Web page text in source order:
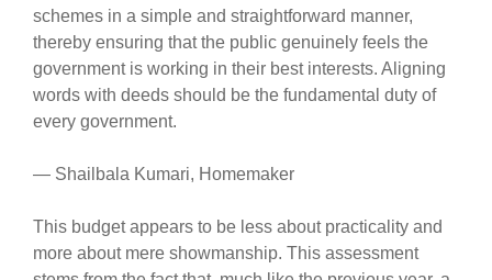
schemes in a simple and straightforward manner,
thereby ensuring that the public genuinely feels the
government is working in their best interests. Aligning
words with deeds should be the fundamental duty of
every government.
— Shailbala Kumari, Homemaker
This budget appears to be less about practicality and
more about mere showmanship. This assessment